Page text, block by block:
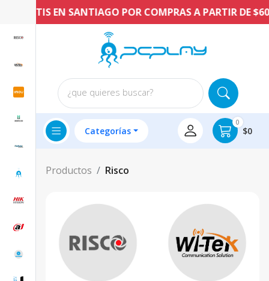
EN SANTIAGO POR COMPRAS A PARTIR DE
¿que quieres buscar?
Categorías
0
$0
Productos Risco